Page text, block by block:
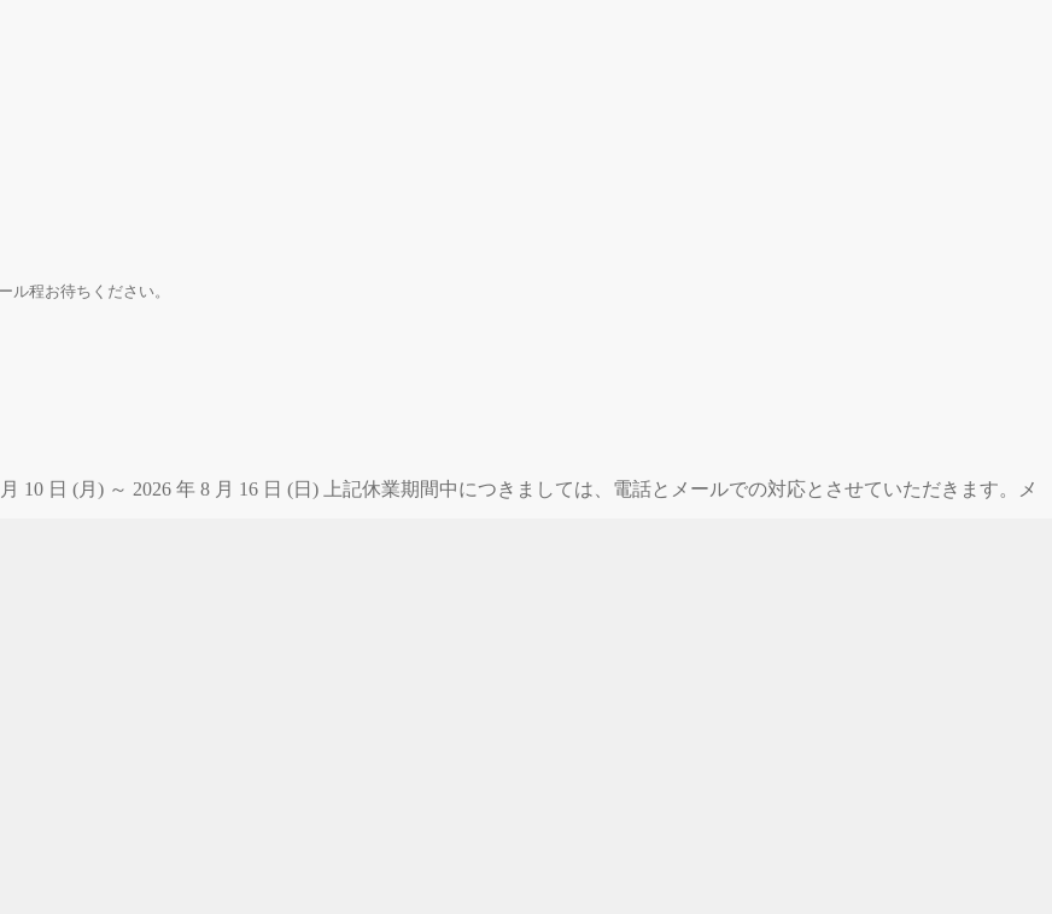
程お待ちください。
10 日 (月) ～ 2026 年 8 月 16 日 (日) 上記休業期間中につきましては、電話とメールでの対応とさせていただきます。メ